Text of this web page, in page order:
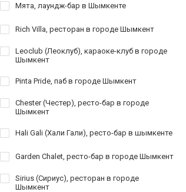
Мята, лаундж-бар в Шымкенте
Rich Villa, ресторан в городе Шымкент
Leoclub (Леоклуб), караоке-клуб в городе
Шымкент
Pinta Pride, паб в городе Шымкент
Chester (Честер), ресто-бар в городе
Шымкент
Hali Gali (Хали Гали), ресто-бар в шымкенте
Garden Chalet, ресто-бар в городе Шымкент
Sirius (Сириус), ресторан в городе
Шымкент